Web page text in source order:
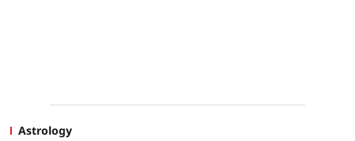
Astrology